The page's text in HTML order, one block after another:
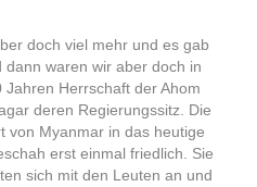
doch viel mehr und es gab
waren wir aber doch in
Jahren Herrschaft der Ahom
deren Regierungssitz. Die
von Myanmar in das heutige
erst einmal friedlich. Sie
sich mit den Leuten an und